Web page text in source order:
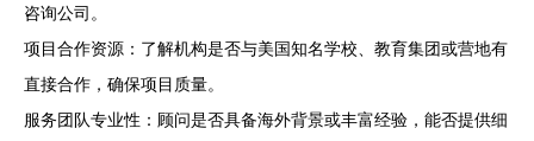
咨询公司。
项目合作资源：了解机构是否与美国知名学校、教育集团或营地有
直接合作，确保项目质量。
服务团队专业性：顾问是否具备海外背景或丰富经验，能否提供细